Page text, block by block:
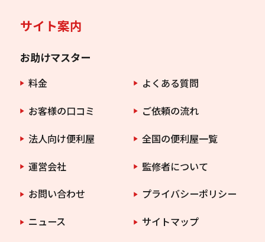
サイト案内
お助けマスター
料金
よくある質問
お客様の口コミ
ご依頼の流れ
法人向け便利屋
全国の便利屋一覧
運営会社
監修者について
お問い合わせ
プライバシーポリシー
ニュース
サイトマップ